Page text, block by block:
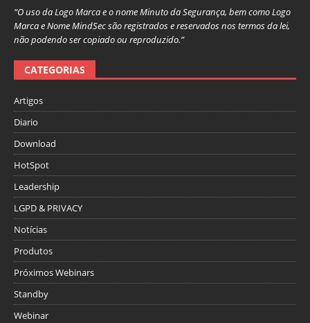
“O uso da Logo Marca e o nome Minuto da Segurança, bem como Logo
Marca e Nome MindSec são registrados e reservados nos termos da lei,
não podendo ser copiado ou reproduzido.”
CATEGORIAS
Artigos
Diario
Download
HotSpot
Leadership
LGPD & PRIVACY
Notícias
Produtos
Próximos Webinars
Standby
Webinar